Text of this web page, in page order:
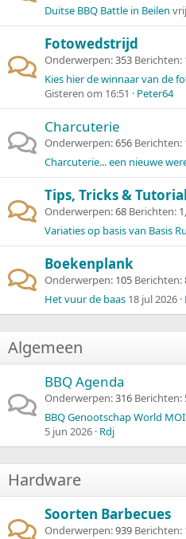
Duitse BBQ Battle in Beilen
Fotowedstrijd
Onderwerpen 353 Berichten
Kies hier de winnaar van de
Gisteren om 16:51
Peter64
Charcuterie
Onderwerpen 656 Berichten
Charcuterie... een nieuwe
Tips, Tricks &
Onderwerpen 68 Berichten
Variaties op basis van Basis
Boekenplank
Onderwerpen 105 Berichten
Het vuur de baas 18 jul 2026
Algemeen
BBQ Agenda
Onderwerpen 316 Berichten
BBQ Genootschap World
5 jun 2026 Rdj
Hardware
Soorten Barbecues
Onderwerpen 939 Berichten